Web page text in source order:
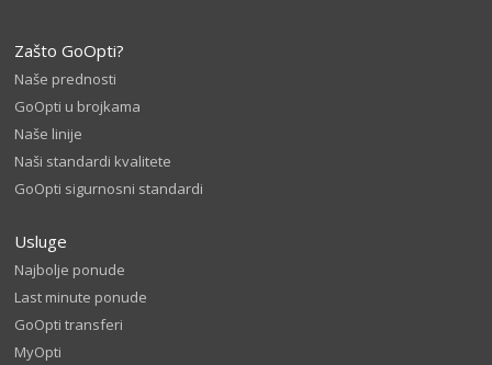
Zašto GoOpti?
Naše prednosti
GoOpti u brojkama
Naše linije
Naši standardi kvalitete
GoOpti sigurnosni standardi
Usluge
Najbolje ponude
Last minute ponude
GoOpti transferi
MyOpti